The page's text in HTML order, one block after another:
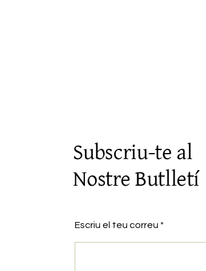
Subscriu-te al
Nostre Butlletí
Escriu el teu correu